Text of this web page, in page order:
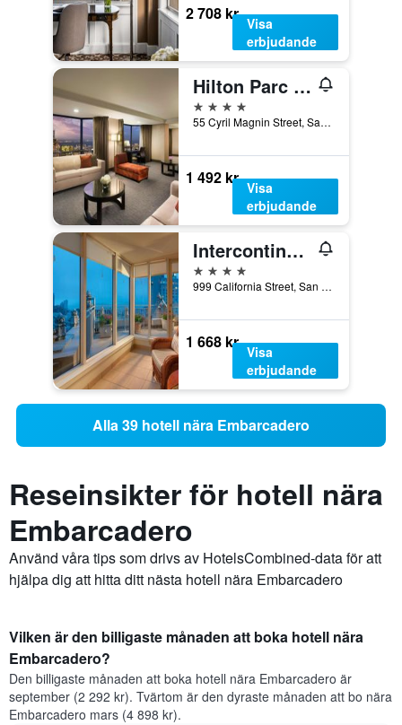
2 708 kr
Visa
erbjudande
Hilton Parc 55
4 stjärnor
55 Cyril Magnin Street, San Francisco, CA, USA
1 492 kr
Visa
erbjudande
Intercontinental Hotels Mark Hopkins San Francisco By IHG
4 stjärnor
999 California Street, San Francisco, CA, USA
1 668 kr
Visa
erbjudande
Alla 39 hotell nära Embarcadero
Reseinsikter för hotell nära
Embarcadero
Använd våra tips som drivs av HotelsCombined-data för att
hjälpa dig att hitta ditt nästa hotell nära Embarcadero
Vilken är den billigaste månaden att boka hotell nära
Embarcadero?
Den billigaste månaden att boka hotell nära Embarcadero är
september (2 292 kr). Tvärtom är den dyraste månaden att bo nära
Embarcadero mars (4 898 kr).